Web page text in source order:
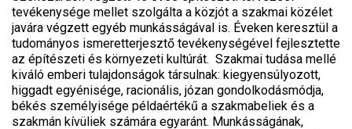
tevékenysége mellet szolgálta a közjót a szakmai közélet
javára végzett egyéb munkásságával is. Éveken keresztül a
tudományos ismeretterjesztő tevékenységével fejlesztette
az építészeti és környezeti kultúrát. Szakmai tudása mellé
kiváló emberi tulajdonságok társulnak: kiegyensúlyozott,
higgadt egyénisége, racionális, józan gondolkodásmódja,
békés személyisége példaértékű a szakmabeliek és a
szakmán kívüliek számára egyaránt. Munkásságának,